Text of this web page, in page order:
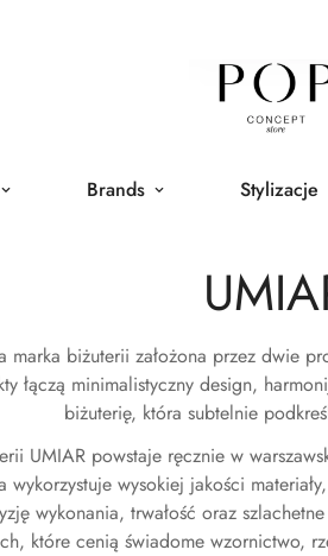
Brands Stylizacje
marka biżuterii założona przez dwie
łączą minimalistyczny design,
biżuterię, która subtelnie
UMIAR powstaje ręcznie w
wykorzystuje wysokiej jakości
wykonania, trwałość oraz
które cenią świadome wzornictwo,